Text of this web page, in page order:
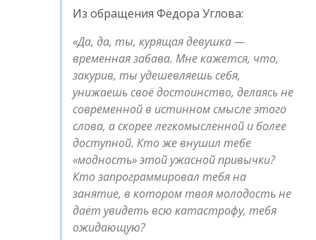
Из обращения Фёдора Углова:
Да, да, ты, курящая девушка —
временная забава. Мне кажется, что,
закурив, ты удешевляешь себя,
унижаешь своё достоинство, делаясь не
современной в истинном смысле этого
слова, а скорее легкомысленной и более
доступной. Кто же внушил тебе
«модность» этой ужасной привычки?
Кто запрограммировал тебя на
занятие, в котором твоя молодость не
даёт увидеть всю катастрофу, тебя
ожидающую?